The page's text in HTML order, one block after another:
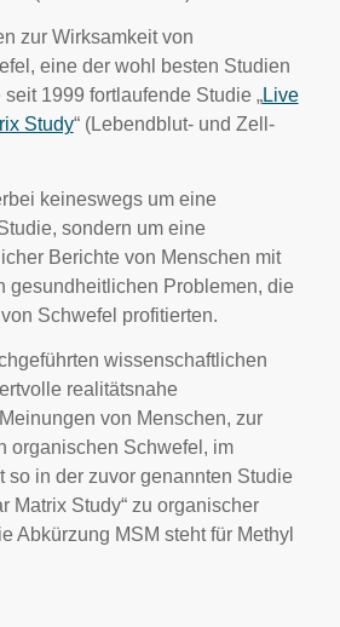
zur Wirksamkeit von
eine der wohl besten Studien
1999 fortlaufende Studie „Live
Study“ (Lebendblut- und Zell-
keineswegs um eine
sondern um eine
Berichte von Menschen mit
gesundheitlichen Problemen, die
Schwefel profitierten.
wissenschaftlichen
realitätsnahe
von Menschen, zur
organischen Schwefel, im
so in der zuvor genannten Studie
Matrix Study“ zu organischer
Abkürzung MSM steht für Methyl